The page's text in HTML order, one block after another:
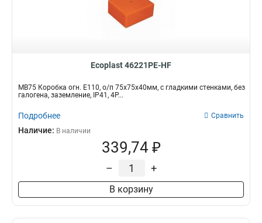
Ecoplast 46221PE-HF
MB75 Коробка огн. E110, о/п 75х75х40мм, с гладкими стенками, без
галогена, заземление, IP41, 4P...
Подробнее Сравнить
Наличие: В наличии
339,74 ₽
– +
В корзину